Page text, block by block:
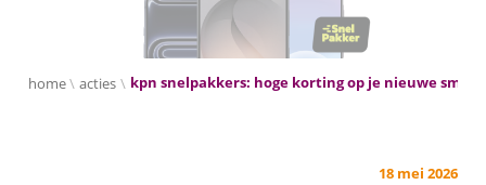
home acties kpn snelpakkers: hoge korting op je nieuwe
18 mei 2026